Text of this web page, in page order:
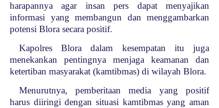
harapannya agar insan pers dapat menyajikan
informasi yang membangun dan menggambarkan
potensi Blora secara positif.
Kapolres Blora dalam kesempatan itu juga
menekankan pentingnya menjaga keamanan dan
ketertiban masyarakat (kamtibmas) di wilayah Blora.
Menurutnya, pemberitaan media yang positif
harus diiringi dengan situasi kamtibmas yang aman